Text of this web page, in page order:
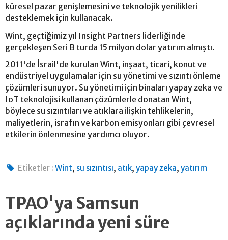
küresel pazar genişlemesini ve teknolojik yenilikleri
desteklemek için kullanacak.
Wint, geçtiğimiz yıl Insight Partners liderliğinde
gerçekleşen Seri B turda 15 milyon dolar yatırım almıştı.
2011'de İsrail'de kurulan Wint, inşaat, ticari, konut ve
endüstriyel uygulamalar için su yönetimi ve sızıntı önleme
çözümleri sunuyor. Su yönetimi için binaları yapay zeka ve
IoT teknolojisi kullanan çözümlerle donatan Wint,
böylece su sızıntıları ve atıklara ilişkin tehlikelerin,
maliyetlerin, israfın ve karbon emisyonları gibi çevresel
etkilerin önlenmesine yardımcı oluyor.
Etiketler : Wint, su sızıntısı, atık,yapay zeka,yatırım
TPAO'ya Samsun
açıklarında yeni süre